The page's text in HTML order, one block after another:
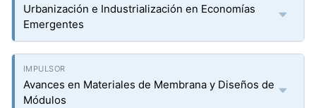
Urbanización e Industrialización en Economías
Emergentes
Avances en Materiales de Membrana y Diseños de
Módulos